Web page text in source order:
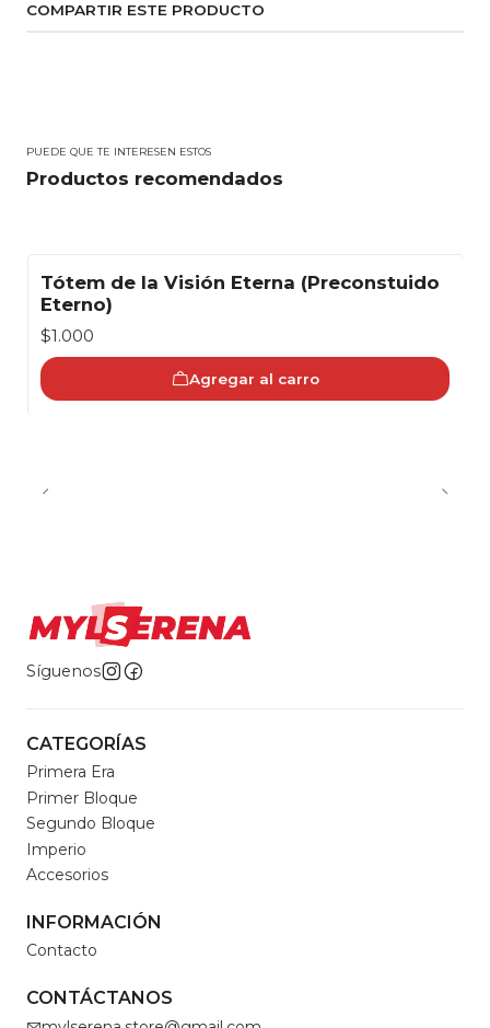
COMPARTIR ESTE PRODUCTO
PUEDE QUE TE INTERESEN ESTOS
Productos recomendados
Tótem de la Visión Eterna (Preconstuido
Eterno)
$1.000
Agregar al carro
Síguenos
CATEGORÍAS
Primera Era
Primer Bloque
Segundo Bloque
Imperio
Accesorios
INFORMACIÓN
Contacto
CONTÁCTANOS